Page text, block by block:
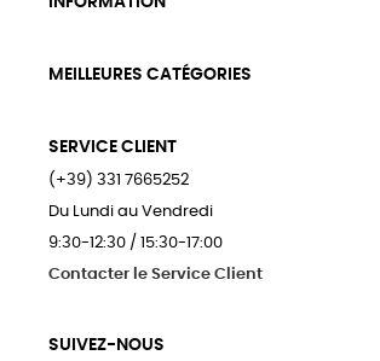
MEILLEURES CATÉGORIES
SERVICE CLIENT
(+39) 331 7665252
Du Lundi au Vendredi
9:30-12:30 / 15:30-17:00
Contacter le Service Client
SUIVEZ-NOUS